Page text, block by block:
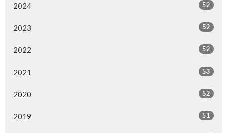
2024 52
2023 52
2022 52
2021 53
2020 52
2019 51